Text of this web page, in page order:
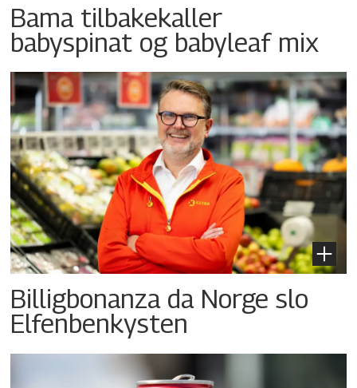
Bama tilbakekaller
babyspinat og babyleaf mix
Billigbonanza da Norge slo
Elfenbenkysten